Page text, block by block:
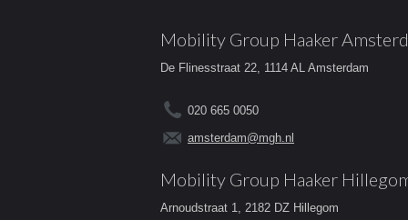
Mobility Group Haaker
De Flinesstraat 22, 1114 AL Amsterdam
020 665 0050
amsterdam@mgh.nl
Mobility Group Haaker
Arnoudstraat 1, 2182 DZ Hillegom